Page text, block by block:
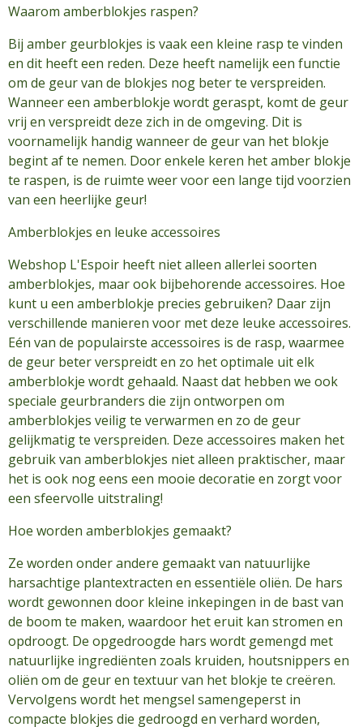
Waarom amberblokjes raspen?
Bij amber geurblokjes is vaak een kleine rasp te vinden
en dit heeft een reden. Deze heeft namelijk een functie
om de geur van de blokjes nog beter te verspreiden.
Wanneer een amberblokje wordt geraspt, komt de geur
vrij en verspreidt deze zich in de omgeving. Dit is
voornamelijk handig wanneer de geur van het blokje
begint af te nemen. Door enkele keren het amber blokje
te raspen, is de ruimte weer voor een lange tijd voorzien
van een heerlijke geur!
Amberblokjes en leuke accessoires
Webshop L'Espoir heeft niet alleen allerlei soorten
amberblokjes, maar ook bijbehorende accessoires. Hoe
kunt u een amberblokje precies gebruiken? Daar zijn
verschillende manieren voor met deze leuke accessoires.
Eén van de populairste accessoires is de rasp, waarmee
de geur beter verspreidt en zo het optimale uit elk
amberblokje wordt gehaald. Naast dat hebben we ook
speciale geurbranders die zijn ontworpen om
amberblokjes veilig te verwarmen en zo de geur
gelijkmatig te verspreiden. Deze accessoires maken het
gebruik van amberblokjes niet alleen praktischer, maar
het is ook nog eens een mooie decoratie en zorgt voor
een sfeervolle uitstraling!
Hoe worden amberblokjes gemaakt?
Ze worden onder andere gemaakt van natuurlijke
harsachtige plantextracten en essentiële oliën. De hars
wordt gewonnen door kleine inkepingen in de bast van
de boom te maken, waardoor het eruit kan stromen en
opdroogt. De opgedroogde hars wordt gemengd met
natuurlijke ingrediënten zoals kruiden, houtsnippers en
oliën om de geur en textuur van het blokje te creëren.
Vervolgens wordt het mengsel samengeperst in
compacte blokjes die gedroogd en verhard worden,